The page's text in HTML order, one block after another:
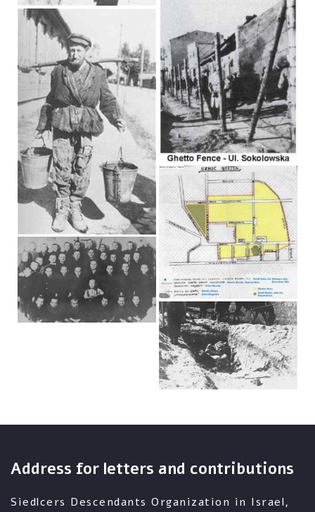
Address for letters and contributions
Siedlcers Descendants Organization in Israel,